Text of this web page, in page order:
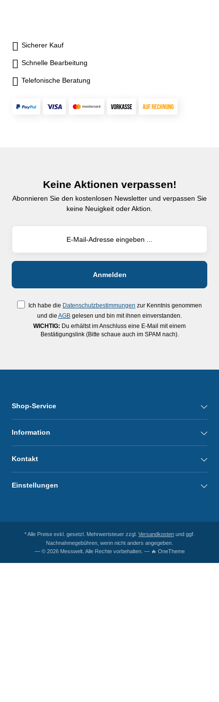
Sicherer Kauf
Schnelle Bearbeitung
Telefonische Beratung
Keine Aktionen verpassen!
Abonnieren Sie den kostenlosen Newsletter und verpassen Sie
keine Neuigkeit oder Aktion.
Ich habe die Datenschutzbestimmungen zur Kenntnis genommen
und die AGB gelesen und bin mit ihnen einverstanden.
WICHTIG: Du erhältst im Anschluss eine E-Mail mit einem
Bestätigungslink (Bitte schaue auch im SPAM nach).
Shop-Service
Information
Kontakt
Einstellungen
* Alle Preise exkl. gesetzl. Mehrwertsteuer zzgl. Versandkosten und ggf.
Nachnahmegebühren, wenn nicht anders angegeben.
— © 2026 Messwelt. Alle Rechte vorbehalten. — 🔥 OneTheme